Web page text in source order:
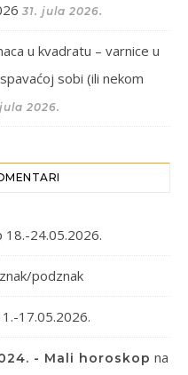
31. jula 2026.
u kvadratu – varnice u
sobi (ili nekom
2026.
18.-24.05.2026.
podznak
17.05.2026.
- Mali horoskop na